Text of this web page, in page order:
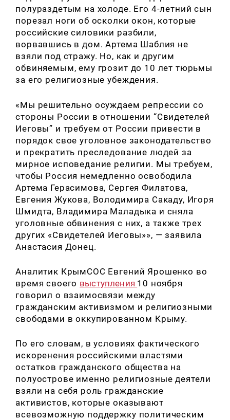
полураздетым на холоде. Его 4-летний сын
порезал ноги об осколки окон, которые
российские силовики разбили,
ворвавшись в дом. Артема Шаблия не
взяли под стражу. Но, как и другим
обвиняемым, ему грозит до 10 лет тюрьмы
за его религиозные убеждения.
«Мы решительно осуждаем репрессии со
стороны России в отношении “Свидетелей
Иеговы” и требуем от России привести в
порядок свое уголовное законодательство
и прекратить преследование людей за
мирное исповедание религии. Мы требуем,
чтобы Россия немедленно освободила
Артема Герасимова, Сергея Филатова,
Евгения Жукова, Володимира Сакаду, Игоря
Шмидта, Владимира Маладыка и сняла
уголовные обвинения с них, а также трех
других «Свидетелей Иеговы»», — заявила
Анастасия Донец.
Аналитик КрымСОС Евгений Ярошенко во
время своего выступления 10 ноября
говорил о взаимосвязи между
гражданским активизмом и религиозными
свободами в оккупированном Крыму.
По его словам, в условиях фактического
искоренения российскими властями
остатков гражданского общества на
полуострове именно религиозные деятели
взяли на себя роль гражданские
активистов, которые оказывают
всевозможную поддержку политическим